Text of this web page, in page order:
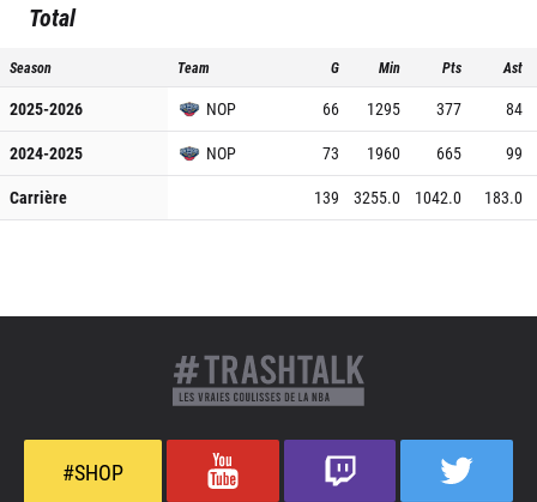
Total
Season Team G Min Pts Ast
2025-2026 NOP 66 1295 377
84
2024-2025
NOP 73 1960 665
99
Carrière
139 3255.0 1042.0 183.0
#SHOP